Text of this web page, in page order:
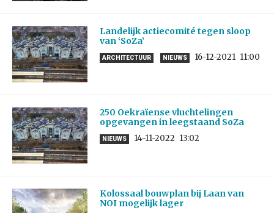
Landelijk actiecomité tegen sloop
van ‘SoZa’
ARCHITECTUUR NIEUWS 16-12-2021 11:00
250 Oekraïense vluchtelingen
opgevangen in leegstaand SoZa
NIEUWS 14-11-2022 13:02
Kolossaal bouwplan bij Laan van
NOI mogelijk lager